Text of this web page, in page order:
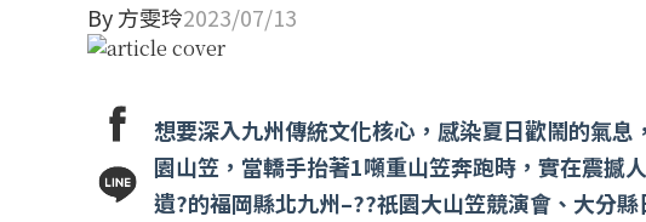
By方雯玲2023/07/13
想要深入九州傳統文化核心，感染夏日歡鬧的氣
園山笠，當轎手抬著1噸重山笠奔跑時，實在震撼
遺?的福岡縣北九州–??祇園大山笠競演會、大分